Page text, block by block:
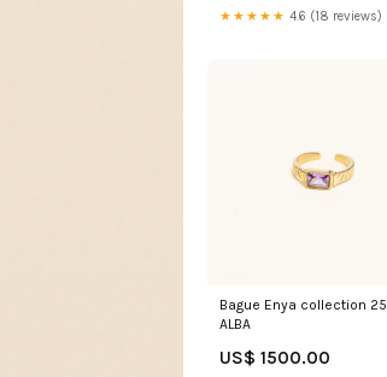
★★★★★ 4.6 (18 reviews)
Bague Enya collection 25
ALBA
US$ 1500.00